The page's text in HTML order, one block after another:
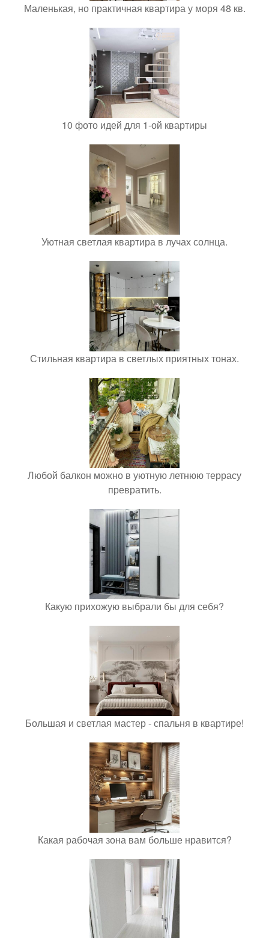
Маленькая, но практичная квартира у моря 48 кв.
10 фото идей для 1-ой квартиры
Уютная светлая квартира в лучах солнца.
Стильная квартира в светлых приятных тонах.
Любой балкон можно в уютную летнюю террасу
превратить.
Какую прихожую выбрали бы для себя?
Большая и светлая мастер - спальня в квартире!
Какая рабочая зона вам больше нравится?